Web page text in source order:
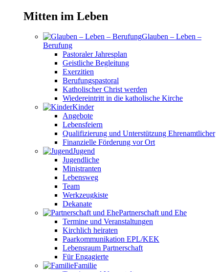
Mitten im Leben
Glauben – Leben –
Berufung
Pastoraler Jahresplan
Geistliche Begleitung
Exerzitien
Berufungspastoral
Katholischer Christ werden
Wiedereintritt in die katholische Kirche
Kinder
Angebote
Lebensfeiern
Qualifizierung und Unterstützung Ehrenamtlicher
Finanzielle Förderung vor Ort
Jugend
Jugendliche
Ministranten
Lebensweg
Team
Werkzeugkiste
Dekanate
Partnerschaft und Ehe
Termine und Veranstaltungen
Kirchlich heiraten
Paarkommunikation EPL/KEK
Lebensraum Partnerschaft
Für Engagierte
Familie